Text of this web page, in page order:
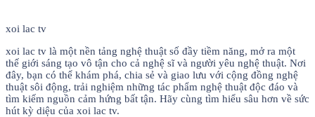
xoi lac tv
xoi lac tv là một nền tảng nghệ thuật số đầy tiềm năng, mở ra một
thế giới sáng tạo vô tận cho cả nghệ sĩ và người yêu nghệ thuật. Nơi
đây, bạn có thể khám phá, chia sẻ và giao lưu với cộng đồng nghệ
thuật sôi động, trải nghiệm những tác phẩm nghệ thuật độc đáo và
tìm kiếm nguồn cảm hứng bất tận. Hãy cùng tìm hiểu sâu hơn về sức
hút kỳ diệu của xoi lac tv.